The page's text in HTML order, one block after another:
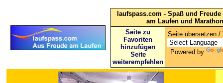
laufspass.com - Spaß und
am Laufen und Marathon
Seite zu
Favoriten
hinzufügen
Seite
weiterempfehlen
Seite übersetzen /
Powered by